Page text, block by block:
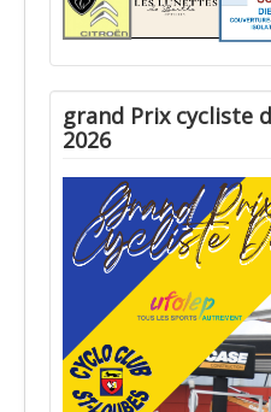
grand Prix cycliste
2026